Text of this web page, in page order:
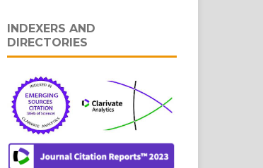
INDEXERS AND
DIRECTORIES